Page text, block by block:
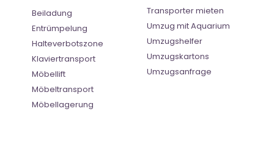
Beiladung
Entrümpelung
Halteverbotszone
Klaviertransport
Möbellift
Möbeltransport
Möbellagerung
Transporter mieten
Umzug mit Aquarium
Umzugshelfer
Umzugskartons
Umzugsanfrage